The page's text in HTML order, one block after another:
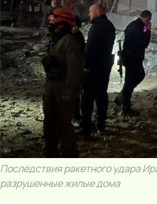
Последствия ракетного удара
разрушенные жилые дома